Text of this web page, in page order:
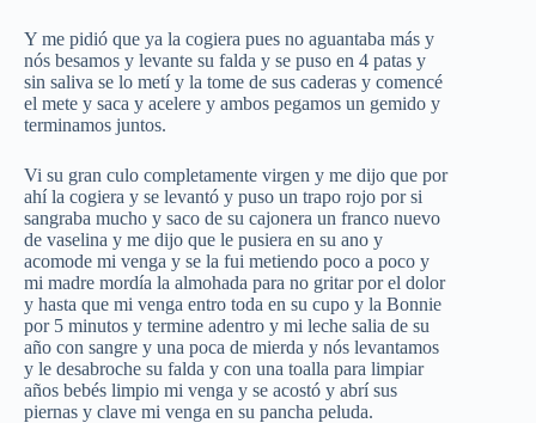
Y me pidió que ya la cogiera pues no aguantaba más y
nós besamos y levante su falda y se puso en 4 patas y
sin saliva se lo metí y la tome de sus caderas y comencé
el mete y saca y acelere y ambos pegamos un gemido y
terminamos juntos.
Vi su gran culo completamente virgen y me dijo que por
ahí la cogiera y se levantó y puso un trapo rojo por si
sangraba mucho y saco de su cajonera un franco nuevo
de vaselina y me dijo que le pusiera en su ano y
acomode mi venga y se la fui metiendo poco a poco y
mi madre mordía la almohada para no gritar por el dolor
y hasta que mi venga entro toda en su cupo y la Bonnie
por 5 minutos y termine adentro y mi leche salia de su
año con sangre y una poca de mierda y nós levantamos
y le desabroche su falda y con una toalla para limpiar
años bebés limpio mi venga y se acostó y abrí sus
piernas y clave mi venga en su pancha peluda.